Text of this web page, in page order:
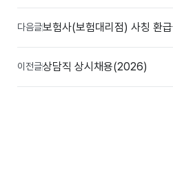
다음글보험사(보험대리점) 사칭 환
이전글상담직 상시채용(2026)